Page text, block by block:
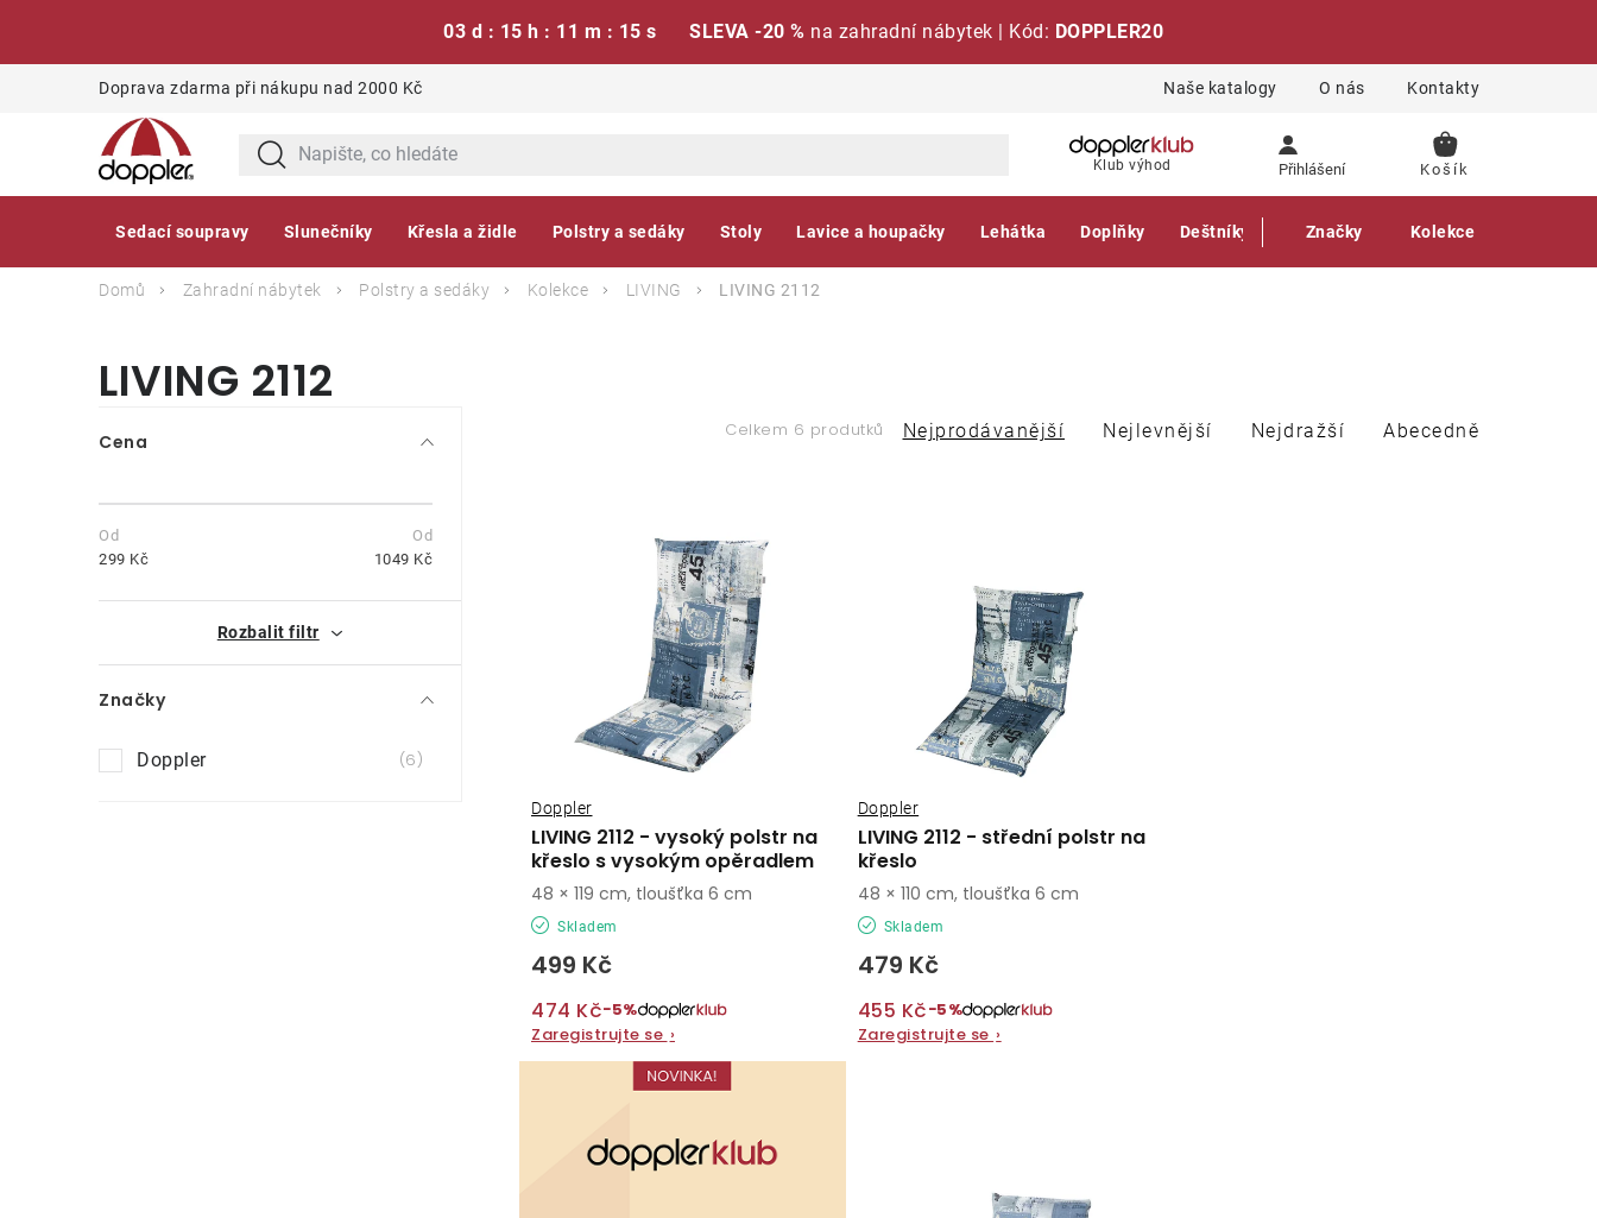
03 d : 15 h : 11 m : 15 s SLEVA -20 % na zahradní nábytek | Kód: DOPPLER20
Doprava zdarma při nákupu nad 2000 Kč Naše katalogy O nás Kontakty
Klub výhod Přihlášení
NÁKUPNÍ
Sedací soupravy Slunečníky Křesla a židle Polstry a sedáky Stoly Lavice a houpačky Lehátka Doplňky Deštníky Gastro produkty
Značky Kolekce
Domů Zahradní nábytek Polstry a sedáky Kolekce LIVING LIVING 2112
LIVING 2112
P
s
t
r
a
n
n
í
Cena
299 Kč 1049 Kč
Rozbalit filtr
Značky
Doppler 6
Celkem 6 produtků
Ř
o
d
u
k
t
ů
Nejprodávanější Nejlevnější Nejdražší Abecedně
o
d
u
k
t
ů
LIVING 2112 - vysoký polstr na
křeslo s vysokým opěradlem
Doppler
Skladem
499 Kč
474 Kč−5%
Zaregistrujte se ›
48 × 119 cm, tloušťka 6 cm
LIVING 2112 - střední polstr na
křeslo
Doppler
Skladem
479 Kč
455 Kč−5%
Zaregistrujte se ›
48 × 110 cm, tloušťka 6 cm